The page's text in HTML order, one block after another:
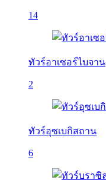
14
ทัวร์อาเซอร์ไบจาน
2
ทัวร์อุซเบกิสถาน
6